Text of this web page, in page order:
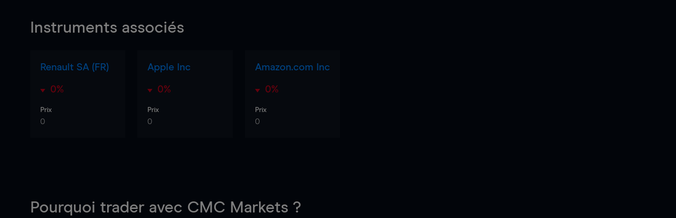
Instruments associés
Renault SA (FR)
0%
Prix
0
Apple Inc
0%
Prix
0
Amazon.com Inc
0%
Prix
0
Pourquoi trader avec CMC Markets ?